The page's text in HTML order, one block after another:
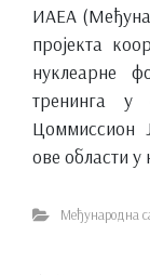
ИАЕА
пројекта
нуклеарне
тренинга
Цоммиссион
ове области
Међународна